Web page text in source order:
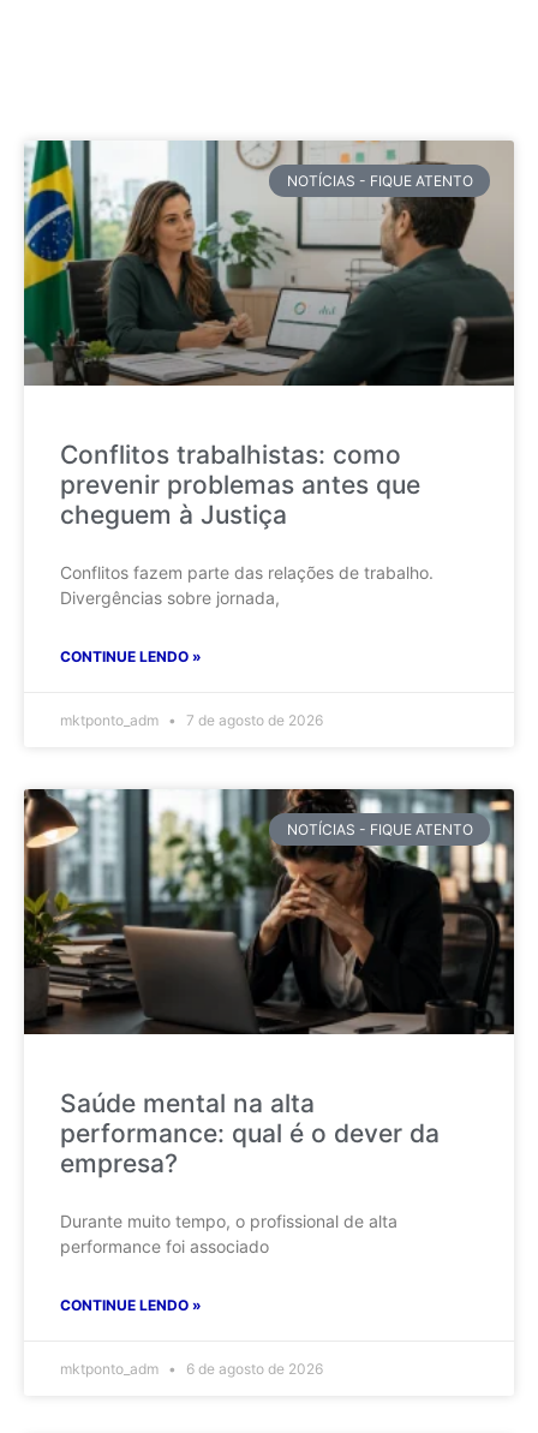
NOTÍCIAS - FIQUE ATENTO
Conflitos trabalhistas: como
prevenir problemas antes que
cheguem à Justiça
Conflitos fazem parte das relações de trabalho.
Divergências sobre jornada,
CONTINUE LENDO »
mktponto_adm 7 de agosto de 2026
NOTÍCIAS - FIQUE ATENTO
Saúde mental na alta
performance: qual é o dever da
empresa?
Durante muito tempo, o profissional de alta
performance foi associado
CONTINUE LENDO »
mktponto_adm 6 de agosto de 2026